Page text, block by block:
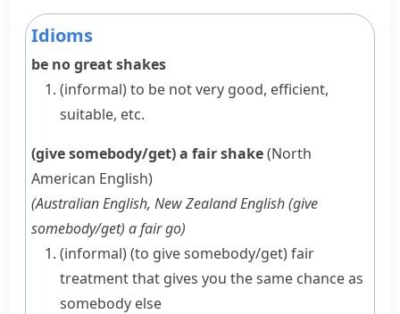
Idioms
be no great shakes
(informal)to be not very good, efficient,
suitable, etc.
(give somebody/get) a fair shake(North
American English)
(Australian English, New Zealand English(give
somebody/get) a fair go)
(informal)(to give somebody/get) fair
treatment that gives you the same chance as
somebody else